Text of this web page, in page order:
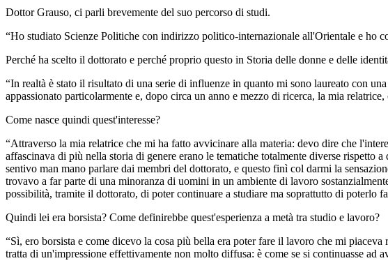
Dottor Grauso, ci parli brevemente del suo percorso di studi.
“Ho studiato Scienze Politiche con indirizzo politico-internazionale all'Orientale e ho
Perché ha scelto il dottorato e perché proprio questo in Storia delle donne e delle
“In realtà è stato il risultato di una serie di influenze in quanto mi sono laureato con
appassionato particolarmente e, dopo circa un anno e mezzo di ricerca, la mia
Come nasce quindi quest'interesse?
“Attraverso la mia relatrice che mi ha fatto avvicinare alla materia: devo dire che
affascinava di più nella storia di genere erano le tematiche totalmente diverse rispetto
sentivo man mano parlare dai membri del dottorato, e questo finì col darmi la
trovavo a far parte di una minoranza di uomini in un ambiente di lavoro
possibilità, tramite il dottorato, di poter continuare a studiare ma soprattutto di poterlo
Quindi lei era borsista? Come definirebbe quest'esperienza a metà tra studio e lavoro?
“Sì, ero borsista e come dicevo la cosa più bella era poter fare il lavoro che mi
tratta di un'impressione effettivamente non molto diffusa: è come se si continuasse ad